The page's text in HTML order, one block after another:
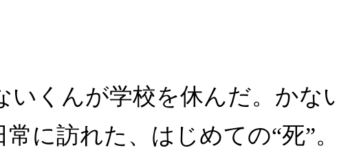
いくんが学校を休んだ。かな
に訪れた、はじめての“死”